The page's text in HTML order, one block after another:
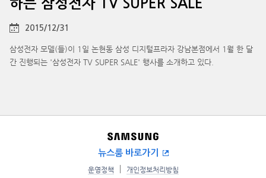
하는 삼성전자 TV SUPER SALE
2015/12/31
삼성전자 모델(들)이 1일 논현동 삼성 디지털프라자 강남본점에서 1월 한 달
간 진행되는 '삼성전자 TV SUPER SALE' 행사를 소개하고 있다.
뉴스룸 바로가기
운영정책 개인정보처리방침